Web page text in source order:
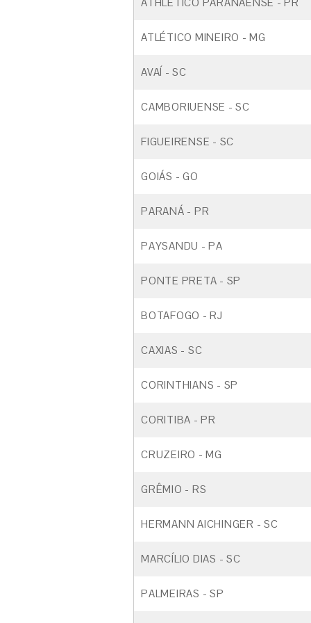
ATLÉTICO MINEIRO - MG
AVAÍ - SC
CAMBORIUENSE - SC
FIGUEIRENSE - SC
GOIÁS - GO
PARANÁ - PR
PAYSANDU - PA
PONTE PRETA - SP
BOTAFOGO - RJ
CAXIAS - SC
CORINTHIANS - SP
CORITIBA - PR
CRUZEIRO - MG
GRÊMIO - RS
HERMANN AICHINGER - SC
MARCÍLIO DIAS - SC
PALMEIRAS - SP